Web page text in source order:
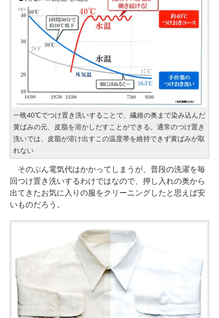
一晩40℃でつけ置き洗いすることで、繊維の奥まで染み込んだ
黄ばみの元、皮脂を溶かしだすことができる。通常のつけ置き
洗いでは、皮脂が溶け出すこの温度帯を維持できず黄ばみが取
れない
そのぶん電気代はかかってしまうが、普段の洗濯を毎
回つけ置き洗いするわけではなので、押し入れの奥から
出てきたお気に入りの服をクリーニングしたと思えば安
いものだろう。